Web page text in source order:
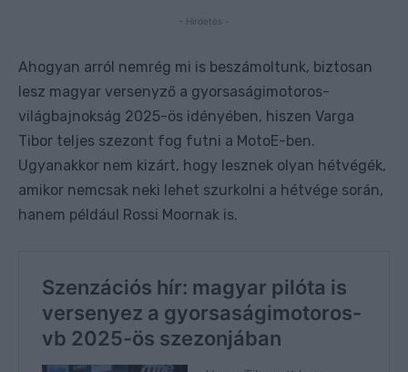
- Hirdetés -
Ahogyan arról nemrég mi is beszámoltunk, biztosan
lesz magyar versenyző a gyorsaságimotoros-
világbajnokság 2025-ös idényében, hiszen Varga
Tibor teljes szezont fog futni a MotoE-ben.
Ugyanakkor nem kizárt, hogy lesznek olyan hétvégék,
amikor nemcsak neki lehet szurkolni a hétvége során,
hanem például Rossi Moornak is.